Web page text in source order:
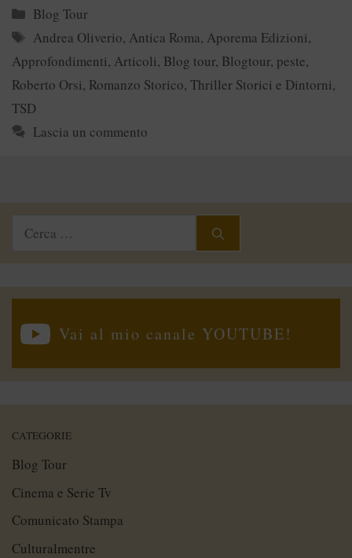
Categorie
Blog Tour
Tag
Andrea Oliverio, Antica Roma, Aporema Edizioni,
Approfondimenti, Articoli, Blog tour, Blogtour, peste,
Roberto Orsi, Romanzo Storico, Thriller Storici e Dintorni,
TSD
Lascia un commento
Ricerca
Vai al mio canale YOUTUBE!
CATEGORIE
Blog Tour
Cinema e Serie Tv
Comunicato Stampa
Culturalmentre